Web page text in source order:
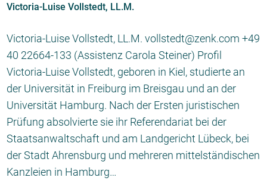
Victoria-Luise Vollstedt, LL.M.
Victoria-Luise Vollstedt, LL.M. vollstedt@zenk.com +49
40 22664-133 (Assistenz Carola Steiner) Profil
Victoria-Luise Vollstedt, geboren in Kiel, studierte an
der Universität in Freiburg im Breisgau und an der
Universität Hamburg. Nach der Ersten juristischen
Prüfung absolvierte sie ihr Referendariat bei der
Staatsanwaltschaft und am Landgericht Lübeck, bei
der Stadt Ahrensburg und mehreren mittelständischen
Kanzleien in Hamburg…